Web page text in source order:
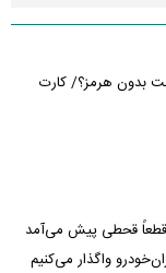
بدون هرمز؟/ کارت
قطعاً قحطی پیش می‌آمد
واگذار می‌کنیم